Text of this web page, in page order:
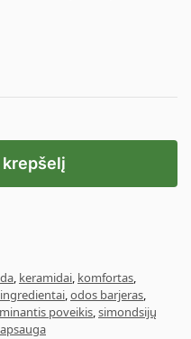
krepšelį
, keramidai, komfortas,
,odos barjeras,
poveikis,simondsijų